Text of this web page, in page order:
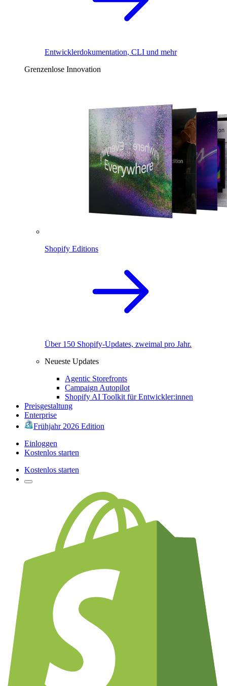
Entwicklerdokumentation, CLI und mehr
Grenzenlose Innovation
Shopify Editions
Über 150 Shopify-Updates, zweimal pro Jahr.
Neueste Updates
Agentic Storefronts
Campaign Autopilot
Shopify AI Toolkit für Entwickler:innen
Preisgestaltung
Enterprise
Frühjahr 2026 Edition
Einloggen
Kostenlos starten
Kostenlos starten